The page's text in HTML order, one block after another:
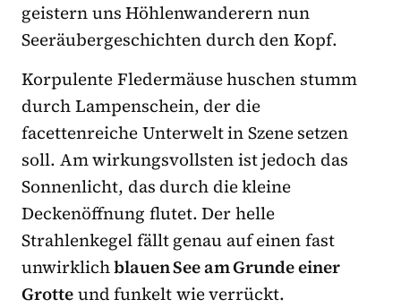
geistern uns Höhlenwanderern nun
Seeräubergeschichten durch den Kopf.
Korpulente Fledermäuse huschen stumm
durch Lampenschein, der die
facettenreiche Unterwelt in Szene setzen
soll. Am wirkungsvollsten ist jedoch das
Sonnenlicht, das durch die kleine
Deckenöffnung flutet. Der helle
Strahlenkegel fällt genau auf einen fast
unwirklichblauen See am Grunde einer
Grotteund funkelt wie verrückt.